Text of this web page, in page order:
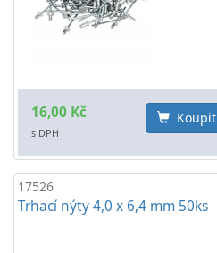
16,00 Kč
s DPH
Koupit
17526
Trhací nýty 4,0 x 6,4 mm 50ks